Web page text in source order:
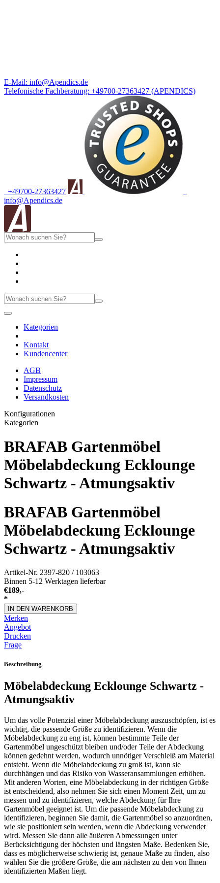
E-Mail: info@Apendics.de
Telefonische Fachberatung: +49700-27363427 (APENDICS)
+49700-27363427
info@Apendics.de
Kategorien
Kontakt
Kundencenter
AGB
Impressum
Datenschutz
Versandkosten
Konfigurationen
Kategorien
BRAFAB Gartenmöbel
Möbelabdeckung Ecklounge
Schwartz - Atmungsaktiv
BRAFAB Gartenmöbel
Möbelabdeckung Ecklounge
Schwartz - Atmungsaktiv
Artikel-Nr. 2397-820 / 103063
Binnen 5-12 Werktagen lieferbar
€189,-
*
IN DEN WARENKORB
Merken
Angebot
Drucken
Frage
Beschreibung
Möbelabdeckung Ecklounge Schwartz -
Atmungsaktiv
Um das volle Potenzial einer Möbelabdeckung auszuschöpfen, ist es
wichtig, die passende Größe zu identifizieren. Wenn die
Möbelabdeckung zu eng ist, können bestimmte Teile der
Gartenmöbel ungeschützt bleiben und/oder Teile der Abdeckung
können gedehnt werden, wodurch unnötiger Verschleiß am Material
entsteht. Wenn die Möbelabdeckung zu groß ist, kann sie
durchhängen und das Risiko von Wasseransammlungen erhöhen.
Mit anderen Worten, eine Möbelabdeckung in der richtigen Größe
ist entscheidend, also nehmen Sie sich einen Moment Zeit, um zu
messen und zu identifizieren, welche Abdeckung für Ihre
Gartenmöbel geeignet ist. Um die passende Möbelabdeckung zu
identifizieren, beginnen Sie damit, die Gartenmöbel so anzuordnen,
wie sie positioniert sein werden, wenn die Abdeckung verwendet
wird. Messen Sie dann alle äußeren Abmessungen unter
Berücksichtigung der höchsten und längsten Maße. Bedenken Sie,
dass es möglicherweise schwierig ist, genaue Maße zu finden, also
wählen Sie die größere Größe, die am nächsten zu den von Ihnen
identifizierten Maßen liegt.